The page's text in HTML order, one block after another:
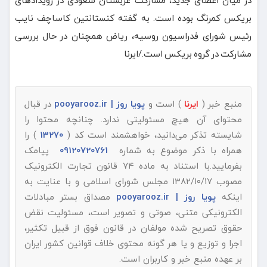
بریکس کمرنگ بوده است. به گفته کنستانتین کاساچف نایب
رئیس شورای فدراسیون روسیه، ریاض همچنان در حال بررسی
مشارکت در گروه بریکس است./ایرنا
منبع خبر ( ایرنا ) است وپویا روز | pooyarooz.ir
در قبال
محتوای آن هیچ مسئولیتی ندارد. چنانچه محتوا را
شایسته تذکر می‌دانید، خواهشمند است کد (13270
) را
همراه با ذکر موضوع به شماره
پیامک
بفرمایید.با استناد به ماده ۷۴ قانون تجارت الکترونیک
مصوب ۱۳۸۲/۱۰/۱۷ مجلس شورای اسلامی و با عنایت به
اینکهپویا روز | pooyarooz.ir
مصداق بستر مبادلات
الکترونیکی متنی، صوتی و تصویر است، مسئولیت نقض
حقوق تصریح شده مولفان در قانون فوق از قبیل تکثیر،
اجرا و توزیع و یا هر گونه محتوی خلاف قوانین کشور ایران
بر عهده منبع خبر و کاربران است.